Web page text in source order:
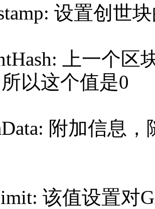
设置创世
上一个区
以这个值是0
附加信息
该值设置对